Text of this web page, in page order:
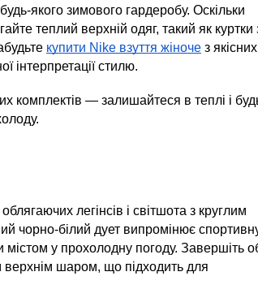
якого зимового гардеробу. Оскільки
теплий верхній одяг, такий як куртки
купити Nike взуття жіноче з якісних
інтерпретації стилю.
комплектів — залишайтеся в теплі і
легінсів і світшота з круглим
чорно-білий дует випромінює
у прохолодну погоду. Завершіть
шаром, що підходить для